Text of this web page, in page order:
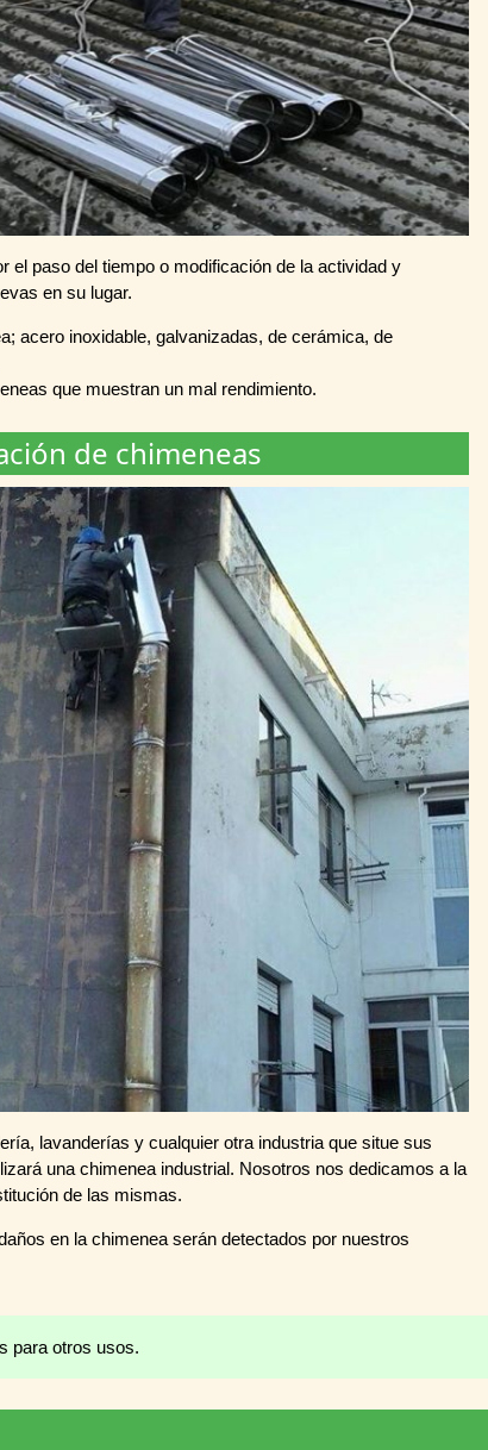
el paso del tiempo o modificación de la actividad y
en su lugar.
acero inoxidable, galvanizadas, de cerámica, de
que muestran un mal rendimiento.
de chimeneas
lavanderías y cualquier otra industria que situe sus
una chimenea industrial. Nosotros nos dedicamos a la
de las mismas.
en la chimenea serán detectados por nuestros
para otros usos.